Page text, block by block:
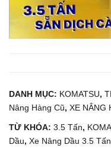
DANH MỤC: KOMATSU,
Nâng Hàng Cũ, XE NÂNG
TỪ KHÓA: 3.5 Tấn,
Dầu, Xe Nâng Dầu 3.5 Tấn